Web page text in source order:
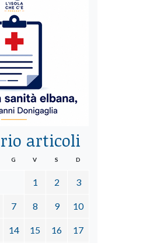
articoli
G V S D
1 2 3
7 8 9 10
14 15 16 17